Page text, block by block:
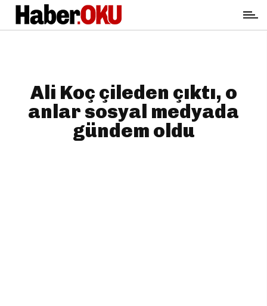
Ali Koç çileden çıktı, o
anlar sosyal medyada
gündem oldu